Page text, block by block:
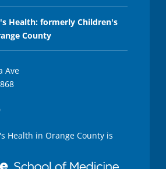
Health: formerly Children's
County
Ave
Health in Orange County is